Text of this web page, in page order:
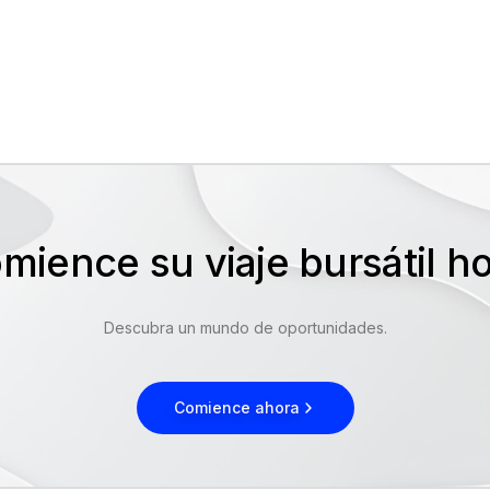
su viaje bursátil
Descubra un mundo de oportunidades.
Comience ahora